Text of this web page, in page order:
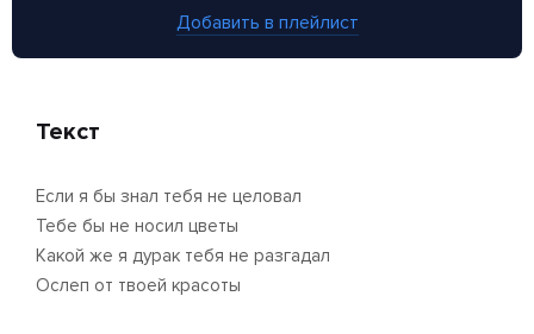
Добавить в плейлист
Текст
Если я бы знал тебя не целовал
Тебе бы не носил цветы
Какой же я дурак тебя не разгадал
Ослеп от твоей красоты